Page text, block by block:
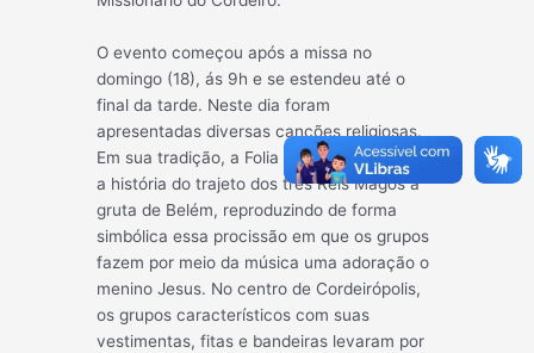
O evento começou após a missa no
domingo (18), ás 9h e se estendeu até o
final da tarde. Neste dia foram
apresentadas diversas canções religiosas.
Em sua tradição, a Folia de Reis representa
a história do trajeto dos três Reis Magos à
gruta de Belém, reproduzindo de forma
simbólica essa procissão em que os grupos
fazem por meio da música uma adoração o
menino Jesus. No centro de Cordeirópolis,
os grupos característicos com suas
vestimentas, fitas e bandeiras levaram por